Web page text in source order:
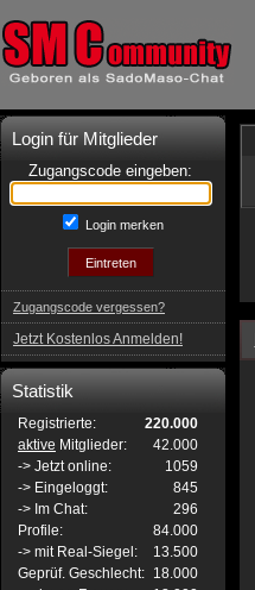
Login für Mitglieder
Zugangscode eingeben:
Login merken
Zugangscode vergessen?
Jetzt Kostenlos Anmelden!
Statistik
Registrierte:
220.000
aktive Mitglieder:
42.000
-> Jetzt online:
1059
-> Eingeloggt:
845
-> Im Chat:
296
Profile:
84.000
-> mit Real-Siegel:
13.500
Geprüf. Geschlecht: 18.000